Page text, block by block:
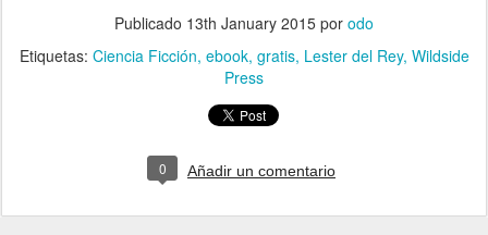
Publicado 13th January 2015 por odo
Etiquetas: Ciencia Ficción ebook gratis Lester del Rey Wildside
Press
0 Añadir un comentario